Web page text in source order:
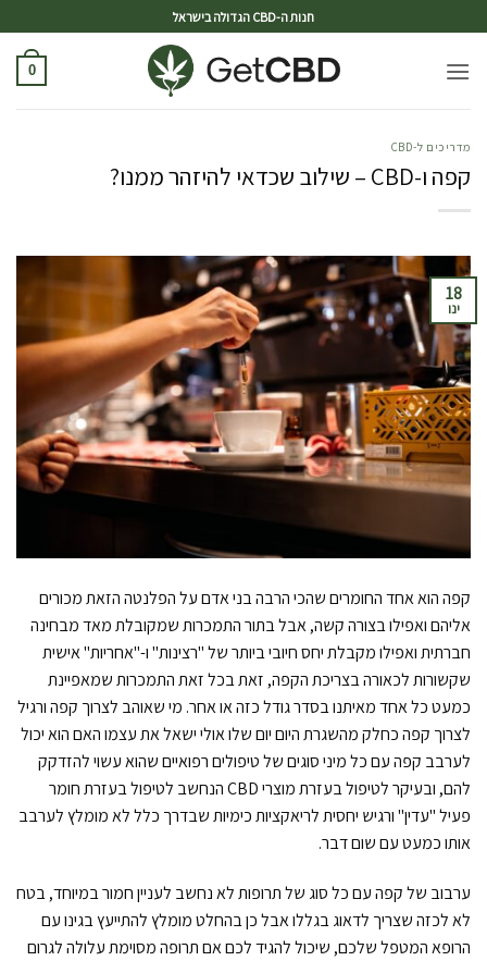
חנות ה-CBD הגדולה בישראל
0
מדריכים ל-CBD
קפה ו-CBD – שילוב שכדאי להיזהר ממנו?
18
ינו
קפה הוא אחד החומרים שהכי הרבה בני אדם על הפלנטה הזאת מכורים
אליהם ואפילו בצורה קשה, אבל בתור התמכרות שמקובלת מאד מבחינה
חברתית ואפילו מקבלת יחס חיובי ביותר של "רצינות" ו-"אחריות" אישית
שקשורות לכאורה בצריכת הקפה, זאת בכל זאת התמכרות שמאפיינת
כמעט כל אחד מאיתנו בסדר גודל כזה או אחר. מי שאוהב לצרוך קפה ורגיל
לצרוך קפה כחלק מהשגרת היום יום שלו אולי ישאל את עצמו האם הוא יכול
לערבב קפה עם כל מיני סוגים של טיפולים רפואיים שהוא עשוי להזדקק
להם, ובעיקר לטיפול בעזרת מוצרי CBD הנחשב לטיפול בעזרת חומר
פעיל "עדין" ורגיש יחסית לריאקציות כימיות שבדרך כלל לא מומלץ לערבב
אותו כמעט עם שום דבר.
ערבוב של קפה עם כל סוג של תרופות לא נחשב לעניין חמור במיוחד, בטח
לא לכזה שצריך לדאוג בגללו אבל כן בהחלט מומלץ להתייעץ בגינו עם
הרופא המטפל שלכם, שיכול להגיד לכם אם תרופה מסוימת עלולה לגרום